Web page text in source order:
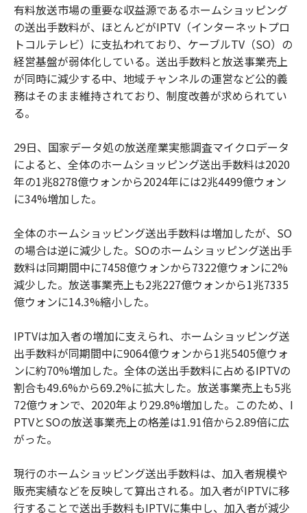
有料放送市場の重要な収益源であるホームショッピング
の送出手数料が、ほとんどがIPTV（インターネットプロ
トコルテレビ）に支払われており、ケーブルTV（SO）の
経営基盤が弱体化している。送出手数料と放送事業売上
が同時に減少する中、地域チャンネルの運営など公的義
務はそのまま維持されており、制度改善が求められてい
る。
29日、国家データ処の放送産業実態調査マイクロデータ
によると、全体のホームショッピング送出手数料は2020
年の1兆8278億ウォンから2024年には2兆4499億ウォン
に34%増加した。
全体のホームショッピング送出手数料は増加したが、SO
の場合は逆に減少した。SOのホームショッピング送出手
数料は同期間中に7458億ウォンから7322億ウォンに2%
減少した。放送事業売上も2兆227億ウォンから1兆7335
億ウォンに14.3%縮小した。
IPTVは加入者の増加に支えられ、ホームショッピング送
出手数料が同期間中に9064億ウォンから1兆5405億ウォ
ンに約70%増加した。全体の送出手数料に占めるIPTVの
割合も49.6%から69.2%に拡大した。放送事業売上も5兆
72億ウォンで、2020年より29.8%増加した。このため、I
PTVとSOの放送事業売上の格差は1.91倍から2.89倍に広
がった。
現行のホームショッピング送出手数料は、加入者規模や
販売実績などを反映して算出される。加入者がIPTVに移
行することで送出手数料もIPTVに集中し、加入者が減少